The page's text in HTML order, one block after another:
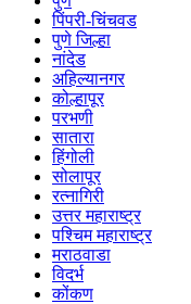
पिंपरी-चिंचवड
पुणे जिल्हा
नांदेड
अहिल्यानगर
कोल्हापूर
परभणी
सातारा
हिंगोली
सोलापूर
रत्नागिरी
उत्तर महाराष्ट्र
पश्चिम महाराष्ट्र
मराठवाडा
विदर्भ
कोंकण